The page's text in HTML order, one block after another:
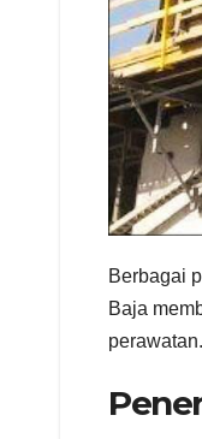
Berbagai
Baja